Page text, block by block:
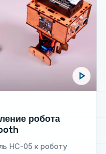
play_arrow
робота
HC-05 к роботу